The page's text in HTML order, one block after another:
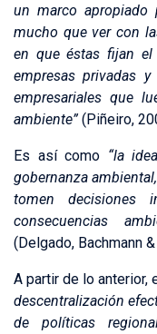
un marco apropiado
mucho que ver con
en que éstas fijan el
empresas privadas
empresariales que
ambiente”(Piñeiro,
Es así como “la
gobernanza
tomen decisiones
consecuencias
(Delgado, Bachmann
A partir de lo
descentralización
de políticas